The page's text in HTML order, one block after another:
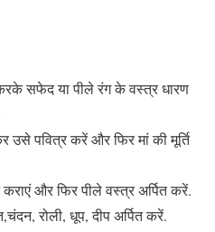
सफेद या पीले रंग के वस्त्र धारण
पवित्र करें और फिर मां की मूर्ति
और फिर पीले वस्त्र अर्पित करें.
रोली, धूप, दीप अर्पित करें.